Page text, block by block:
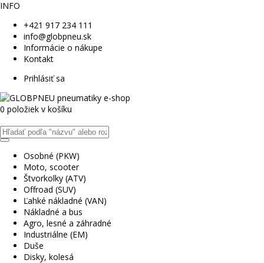
INFO
+421 917 234 111
info@globpneu.sk
Informácie o nákupe
Kontakt
Prihlásiť sa
0 položiek v košíku
Osobné (PKW)
Moto, scooter
Štvorkolky (ATV)
Offroad (SUV)
Ľahké nákladné (VAN)
Nákladné a bus
Agro, lesné a záhradné
Industriálne (EM)
Duše
Disky, kolesá